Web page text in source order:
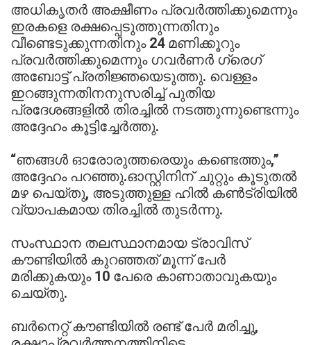
അധികൃതർ അക്ഷീണം പ്രവർത്തിക്കുമെന്നും
ഇരകളെ രക്ഷപ്പെടുത്തുന്നതിനും
വീണ്ടെടുക്കുന്നതിനും 24 മണിക്കൂറും
പ്രവർത്തിക്കുമെന്നും ഗവർണർ ഗ്രെഗ്
അബോട്ട് പ്രതിജ്ഞയെടുത്തു. വെള്ളം
ഇറങ്ങുന്നതിനനുസരിച്ച് പുതിയ
പ്രദേശങ്ങളിൽ തിരച്ചിൽ നടത്തുന്നുണ്ടെന്നും
അദ്ദേഹം കൂട്ടിച്ചേർത്തു.
“ഞങ്ങൾ ഓരോരുത്തരെയും കണ്ടെത്തും,”
അദ്ദേഹം പറഞ്ഞു.ഓസ്റ്റിനിന് ചുറ്റും കൂടുതൽ
മഴ പെയ്തു, അടുത്തുള്ള ഹിൽ കൺട്രിയിൽ
വ്യാപകമായ തിരച്ചിൽ തുടർന്നു.
സംസ്ഥാന തലസ്ഥാനമായ ട്രാവിസ്
കൗണ്ടിയിൽ കുറഞ്ഞത് മൂന്ന് പേർ
മരിക്കുകയും 10 പേരെ കാണാതാവുകയും
ചെയ്തു.
ബർനെറ്റ് കൗണ്ടിയിൽ രണ്ട് പേർ മരിച്ചു,